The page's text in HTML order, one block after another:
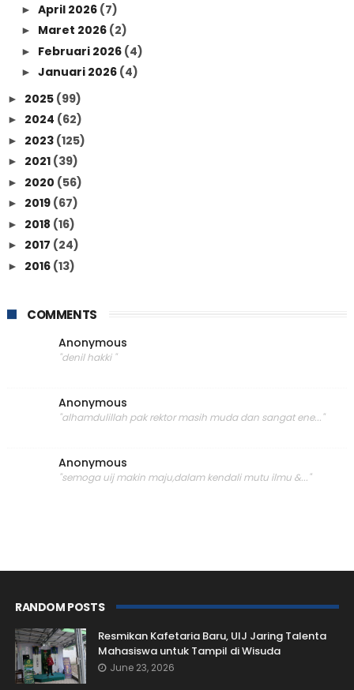
► April 2026 (7)
► Maret 2026 (2)
► Februari 2026 (4)
► Januari 2026 (4)
► 2025 (99)
► 2024 (62)
► 2023 (125)
► 2021 (39)
► 2020 (56)
► 2019 (67)
► 2018 (16)
► 2017 (24)
► 2016 (13)
COMMENTS
Anonymous
"denil hakki "
Anonymous
"alhamdulillah pak rektor masih muda dan sangat ene..."
Anonymous
"semoga uij makin maju,dalam kendali mutu ilmu &..."
RANDOM POSTS
Resmikan Kafetaria Baru, UIJ Jaring Talenta
Mahasiswa untuk Tampil di Wisuda
June 23, 2026